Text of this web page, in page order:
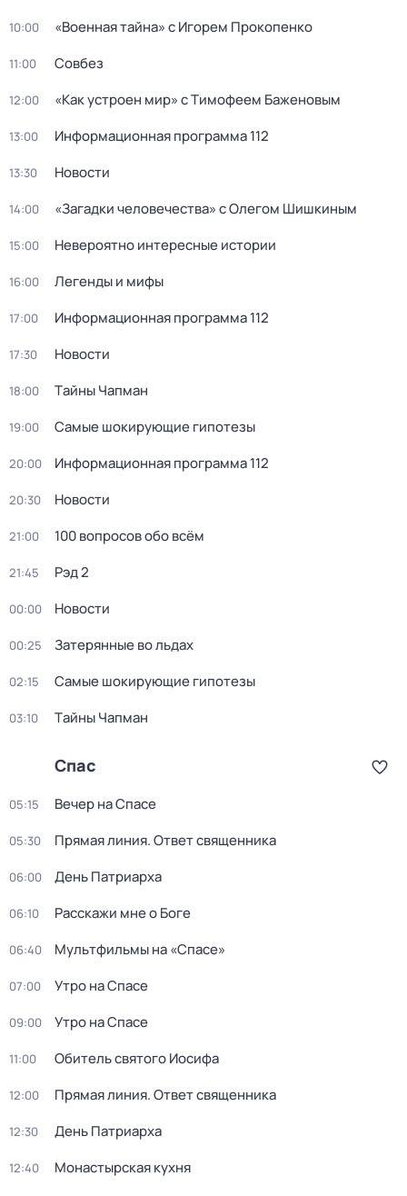
10:00 «Военная тайна» с Игорем Прокопенко
11:00 Совбез
12:00 «Как устроен мир» с Тимофеем Баженовым
13:00 Информационная программа 112
13:30 Новости
14:00 «Загадки человечества» с Олегом Шишкиным
15:00 Невероятно интересные истории
16:00 Легенды и мифы
17:00 Информационная программа 112
17:30 Новости
18:00 Тaйны Чапман
19:00 Самые шoкиpующие гипотезы
20:00 Информационная программа 112
20:30 Новости
21:00 100 вопросов обо всём
21:45 Рэд 2
00:00 Новости
00:25 Затерянные во льдах
02:15 Самые шoкиpующие гипотезы
03:10 Тaйны Чапман
Спас
05:15 Вечер на Спасе
05:30 Прямая линия. Ответ священника
06:00 День Патриарха
06:10 Расскажи мне о Боге
06:40 Мультфильмы на «Спасе»
07:00 Утро на Спасе
09:00 Утро на Спасе
11:00 Обитель святого Иосифа
12:00 Прямая линия. Ответ священника
12:30 День Патриарха
12:40
Монастырская кухня